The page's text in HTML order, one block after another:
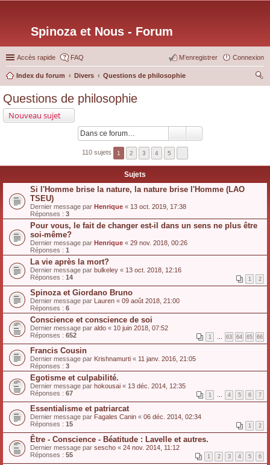
Spinoza et Nous - Forum
Accès rapide FAQ Connexion
M’enregistrer
Index du forum Divers
Questions de philosophie
Questions de philosophie
Nouveau sujet
110 sujets 1 2 3 4 5
Sujets
Si l'Homme brise la nature, la nature brise l'Homme (LAO
TSEU)
Dernier message par Henrique « 13 oct. 2019, 17:38
Réponses : 3
Pour vous, le fait de changer est-il dans un sens ne plus être
soi-même?
Dernier message par Henrique « 29 nov. 2018, 00:26
Réponses : 1
La vie après la mort?
Dernier message par bulkeley « 13 oct. 2018, 12:16
Réponses : 14 1 2
Spinoza et Giordano Bruno
Dernier message par Lauren « 09 août 2018, 21:00
Réponses : 6
Conscience et conscience de soi
Dernier message par aldo « 10 juin 2018, 07:52
Réponses : 652 1 … 63 64 65 66
Francis Cousin
Dernier message par Krishnamurti « 11 janv. 2016, 21:05
Réponses : 3
Egotisme et culpabilité.
Dernier message par hokousai « 13 déc. 2014, 12:35
Réponses : 67 1 … 4 5 6 7
Essentialisme et patriarcat
Dernier message par Fagales Canin « 06 déc. 2014, 02:34
Réponses : 15 1 2
Être - Conscience - Béatitude : Lavelle et autres.
Dernier message par sescho « 24 nov. 2014, 11:12
Réponses : 55 1 2 3 4 5 6